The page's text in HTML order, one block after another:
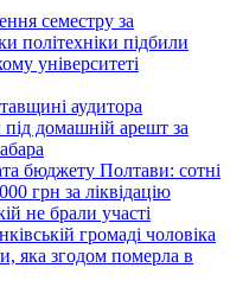
семестру за
політехніки підбили
університеті
аудитора
домашній арешт за
бюджету Полтави: сотні
грн за ліквідацію
не брали участі
громаді чоловіка
яка згодом померла в